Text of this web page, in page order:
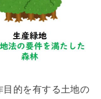
目的を有する土地の